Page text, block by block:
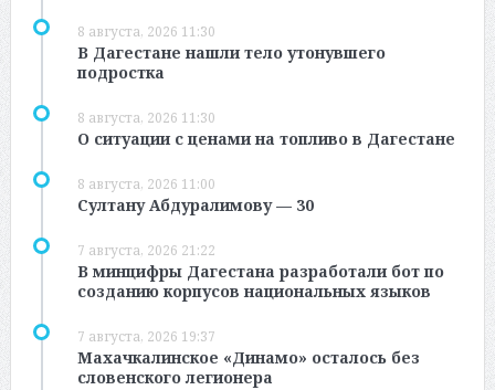
8 августа, 2026 11:30
В Дагестане нашли тело утонувшего
подростка
8 августа, 2026 11:30
О ситуации с ценами на топливо в Дагестане
8 августа, 2026 11:00
Султану Абдуралимову — 30
7 августа, 2026 21:22
В минцифры Дагестана разработали бот по
созданию корпусов национальных языков
7 августа, 2026 19:37
Махачкалинское «Динамо» осталось без
словенского легионера